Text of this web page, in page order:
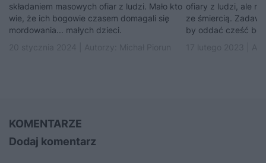
składaniem masowych ofiar z ludzi. Mało kto
wie, że ich bogowie czasem domagali się
mordowania... małych dzieci.
ofiary z ludzi, ale
ze śmiercią.
by oddać cześć
KOMENTARZE
Dodaj komentarz